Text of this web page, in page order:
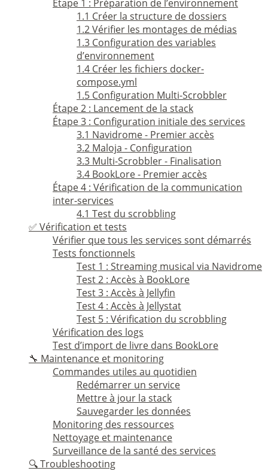
Étape 1 : Préparation de l’environnement
1.1 Créer la structure de dossiers
1.2 Vérifier les montages de médias
1.3 Configuration des variables
d’environnement
1.4 Créer les fichiers docker-
compose.yml
1.5 Configuration Multi-Scrobbler
Étape 2 : Lancement de la stack
Étape 3 : Configuration initiale des services
3.1 Navidrome - Premier accès
3.2 Maloja - Configuration
3.3 Multi-Scrobbler - Finalisation
3.4 BookLore - Premier accès
Étape 4 : Vérification de la communication
inter-services
4.1 Test du scrobbling
✅ Vérification et tests
Vérifier que tous les services sont démarrés
Tests fonctionnels
Test 1 : Streaming musical via Navidrome
Test 2 : Accès à BookLore
Test 3 : Accès à Jellyfin
Test 4 : Accès à Jellystat
Test 5 : Vérification du scrobbling
Vérification des logs
Test d’import de livre dans BookLore
🔧 Maintenance et monitoring
Commandes utiles au quotidien
Redémarrer un service
Mettre à jour la stack
Sauvegarder les données
Monitoring des ressources
Nettoyage et maintenance
Surveillance de la santé des services
🔍 Troubleshooting